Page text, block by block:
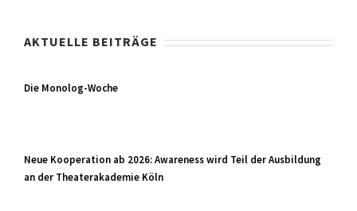
AKTUELLE BEITRÄGE
Die Monolog-Woche
Neue Kooperation ab 2026: Awareness wird Teil der Ausbildung
an der Theaterakademie Köln